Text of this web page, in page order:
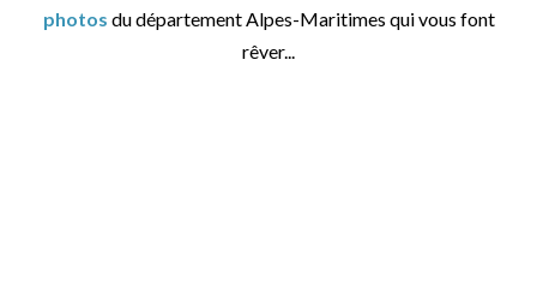
photos du département Alpes-Maritimes qui vous font
rêver...